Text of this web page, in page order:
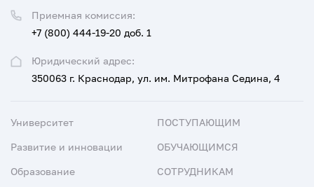
Юридический адрес:
350063 г. Краснодар, ул. им. Митрофана Седина, 4
Приемная комиссия:
+7 (800) 444-19-20 доб. 1
Университет
Развитие и инновации
Образование
ПОСТУПАЮЩИМ
ОБУЧАЮЩИМСЯ
СОТРУДНИКАМ